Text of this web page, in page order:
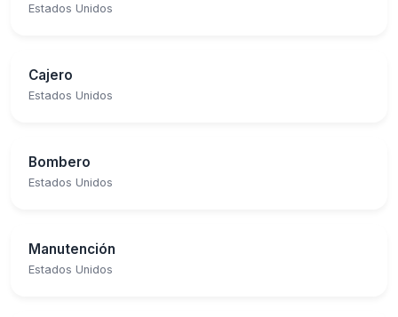
Estados Unidos
Cajero
Estados Unidos
Bombero
Estados Unidos
Manutención
Estados Unidos